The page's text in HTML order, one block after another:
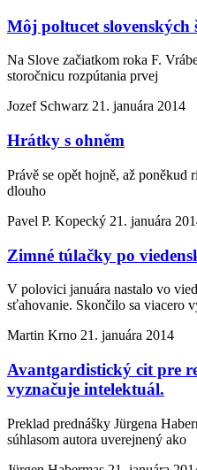
Môj poltucet slovenských
Na Slove začiatkom roka F.
storočnicu rozpútania prvej
Jozef Schwarz 21. januára 2014
Hrátky s ohněm
Právě se opět hojně, až poněkud
dlouho
Pavel P. Kopecký 21. januára
Zimné túlačky po
V polovici januára nastalo vo
sťahovanie. Skončilo sa viacero
Martin Krno 21. januára 2014
Avantgardistický cit pre
vyznačuje intelektuál.
Preklad prednášky Jürgena
súhlasom autora uverejnený ako